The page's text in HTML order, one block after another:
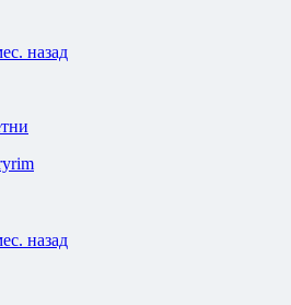
назад
назад